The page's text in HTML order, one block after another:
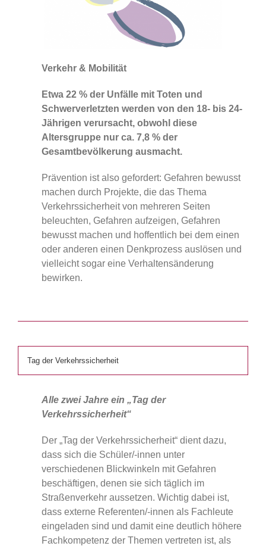
Verkehr & Mobilität
Etwa 22 % der Unfälle mit Toten und
Schwerverletzten werden von den 18- bis 24-
Jährigen verursacht, obwohl diese
Altersgruppe nur ca. 7,8 % der
Gesamtbevölkerung ausmacht.
Prävention ist also gefordert: Gefahren bewusst
machen durch Projekte, die das Thema
Verkehrssicherheit von mehreren Seiten
beleuchten, Gefahren aufzeigen, Gefahren
bewusst machen und hoffentlich bei dem einen
oder anderen einen Denkprozess auslösen und
vielleicht sogar eine Verhaltensänderung
bewirken.
Tag der Verkehrssicherheit
Alle zwei Jahre ein „Tag der
Verkehrssicherheit“
Der „Tag der Verkehrssicherheit“ dient dazu,
dass sich die Schüler/-innen unter
verschiedenen Blickwinkeln mit Gefahren
beschäftigen, denen sie sich täglich im
Straßenverkehr aussetzen. Wichtig dabei ist,
dass externe Referenten/-innen als Fachleute
eingeladen sind und damit eine deutlich höhere
Fachkompetenz der Themen vertreten ist, als